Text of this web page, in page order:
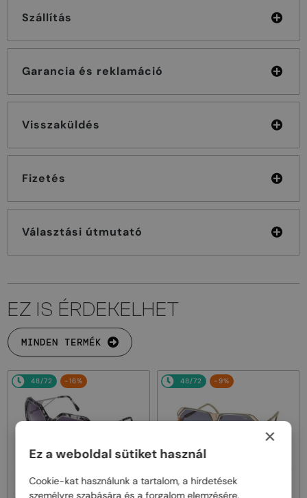
Szállítás
Garancia és reklamáció
Visszaküldés
Fizetés
Választási útmutató
EZ IS ÉRDEKELHET
MINDEN TERMÉK
48/72 -16%
Cazal—Napszemüvegek
48/72 -9%
Cazal —Napszemüvegek
×
Ez a weboldal sütiket használ
Cookie-kat használunk a tartalom, a hirdetések
személyre szabására és a forgalom elemzésére.